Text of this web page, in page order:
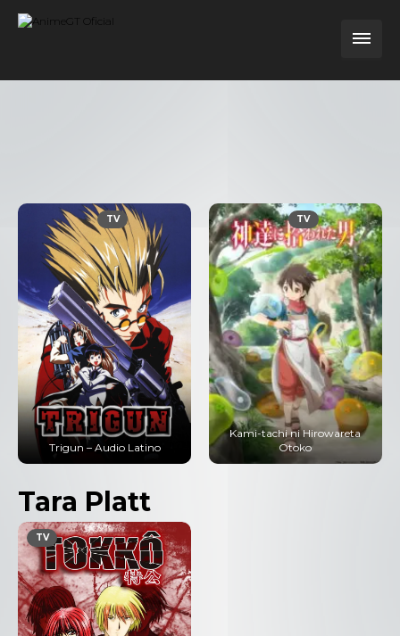
TV
Kami-tachi ni Hirowareta
Otoko
TV
Ore dake Level Up na Ken
(Solo Leveling) – Audio Latino
Tara Platt
TV